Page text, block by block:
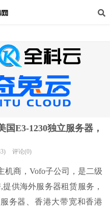
E3-1230独立服务器，
评论(0)
机商，Vofo子公司，是二级
供海外服务器租赁服务，
务器、香港大带宽和香港